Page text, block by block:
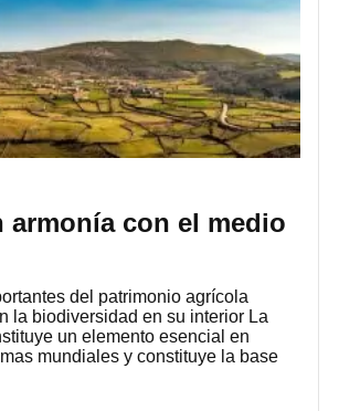
armonía con el medio
del patrimonio agrícola
la biodiversidad en su interior La
un elemento esencial en
mundiales y constituye la base